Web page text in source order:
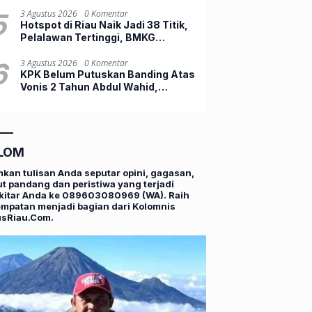
3 Agustus 2026
0 Komentar
Hotspot di Riau Naik Jadi 38 Titik,
Pelalawan Tertinggi, BMKG
3 Agustus 2026
0 Komentar
KPK Belum Putuskan Banding Atas
Vonis 2 Tahun Abdul Wahid,
tulisan Anda seputar opini, gagasan,
pandang dan peristiwa yang terjadi
Anda ke 089603080969 (WA). Raih
menjadi bagian dari Kolomnis